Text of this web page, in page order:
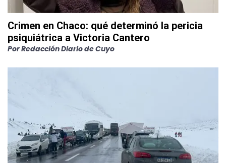
Crimen en Chaco: qué determinó la pericia
psiquiátrica a Victoria Cantero
PorRedacción Diario de Cuyo